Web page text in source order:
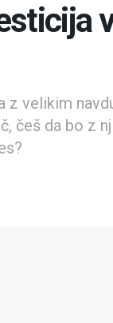
z velikim
češ da bo z